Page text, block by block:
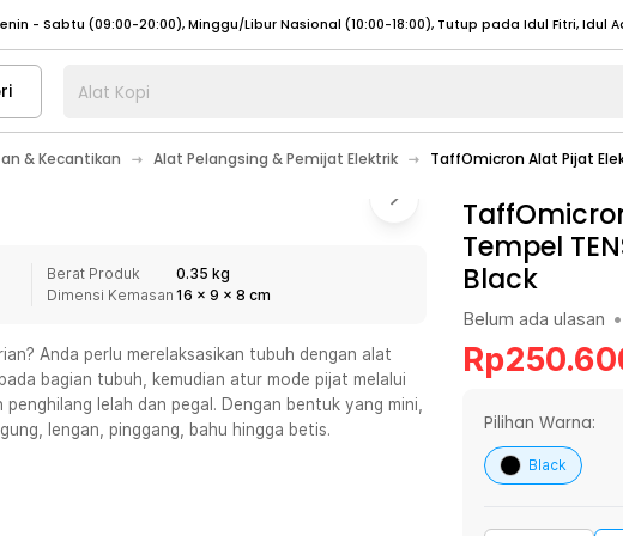
Senin - Jumat (07:00 - 20:00), Sabtu - Minggu (08:00 - 20:00), Tutup pada Idul Fitri
- Jumat (08:00 - 20:00), Sabtu - Minggu/ Libur Nasional (08:00 - 17:00) Selengkapnya
- Jumat (08:00 - 20:00), Sabtu - Minggu/ Libur Nasional (08:00 - 17:00) Selengkapnya
Senin - Sabtu (09:00-20:00), Minggu/Libur Nasional (12:00-20:00), Tutup pada Idul Fitri
Senin - Sabtu (09:00-20:00), Minggu/Libur Nasional (12:00-20:00), Tutup pada Idul Fitri
Senin - Jumat (07:00 - 20:00), Sabtu - Minggu (08:00 - 20:00), Tutup pada Idul Fitri
- Jumat (08:00 - 20:00), Sabtu - Minggu/ Libur Nasional (08:00 - 17:00) Selengkapnya
Alat Kopi
& Kecantikan Alat Pelangsing & Pemijat Elektrik TaffOmicron Alat Pijat
Berat Produk
0.35 kg
Dimensi Kemasan 16 x 9 x 8 cm
Anda perlu merelaksasikan tubuh dengan alat
bagian tubuh, kemudian atur mode pijat melalui
lelah dan pegal. Dengan bentuk yang mini,
lengan, pinggang, bahu hingga betis.
Tempel
Black
Belum ada ulasan •
Rp
Pilihan Warna:
Black